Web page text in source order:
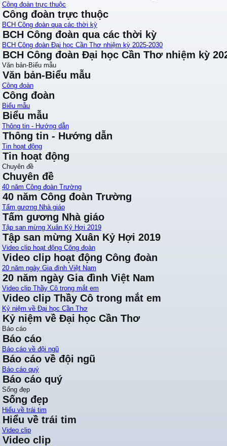
Công đoàn trực thuộc
Công đoàn trực thuộc
BCH Công đoàn qua các thời kỳ
BCH Công đoàn qua các thời kỳ
BCH Công đoàn Đại học Cần Thơ nhiệm kỳ 2025-2030
BCH Công đoàn Đại học Cần Thơ nhiệm kỳ
Văn bản-Biểu mẫu
Văn bản-Biểu mẫu
Công đoàn
Công đoàn
Biểu mẫu
Biểu mẫu
Thông tin - Hướng dẫn
Thông tin - Hướng dẫn
Tin hoạt động
Tin hoạt động
Chuyên đề
Chuyên đề
40 năm Công đoàn Trường
40 năm Công đoàn Trường
Tấm gương Nhà giáo
Tấm gương Nhà giáo
Tập san mừng Xuân Kỷ Hợi 2019
Tập san mừng Xuân Kỷ Hợi 2019
Video clip hoạt động Công đoàn
Video clip hoạt động Công đoàn
20 năm ngày Gia đình Việt Nam
20 năm ngày Gia đình Việt Nam
Video clip Thầy Cô trong mắt em
Video clip Thầy Cô trong mắt em
Kỷ niệm về Đại học Cần Thơ
Kỷ niệm về Đại học Cần Thơ
Báo cáo
Báo cáo
Báo cáo về đội ngũ
Báo cáo về đội ngũ
Báo cáo quý
Báo cáo quý
Sống đẹp
Sống đẹp
Hiểu về trái tim
Hiểu về trái tim
Video clip
Video clip